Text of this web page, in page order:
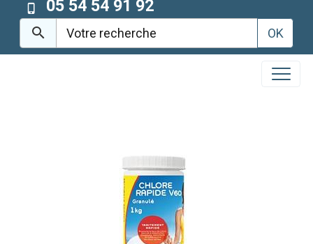
05 54 54 91 92
OK